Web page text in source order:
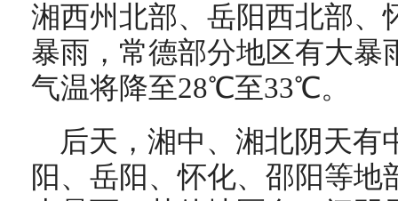
湘西州北部、岳阳西北部、
暴雨，常德部分地区有大暴
气温将降至28℃至33℃。
后天，湘中、湘北阴天有
阳、岳阳、怀化、邵阳等